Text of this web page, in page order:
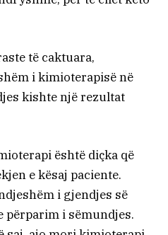
të caktuara,
i kimioterapisë në
kishte një rezultat
është diçka që
e kësaj paciente.
i gjendjes së
përparim i sëmundjes.